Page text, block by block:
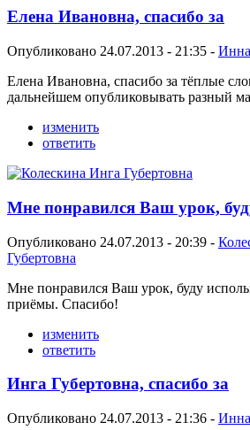
Елена Ивановна, спасибо за
Опубликовано 24.07.2013 - 21:35 -
Елена Ивановна, спасибо за тёплые
дальнейшем опубликовывать разный
изменить
ответить
Мне понравился Ваш урок,
Опубликовано 24.07.2013 - 20:39 -
Губертовна
Мне понравился Ваш урок, буду
приёмы. Спасибо!
изменить
ответить
Инга Губертовна, спасибо за
Опубликовано 24.07.2013 - 21:36 -